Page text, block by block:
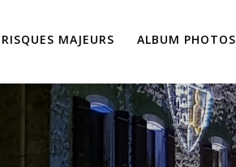
RISQUES MAJEURS ALBUM PHOTOS